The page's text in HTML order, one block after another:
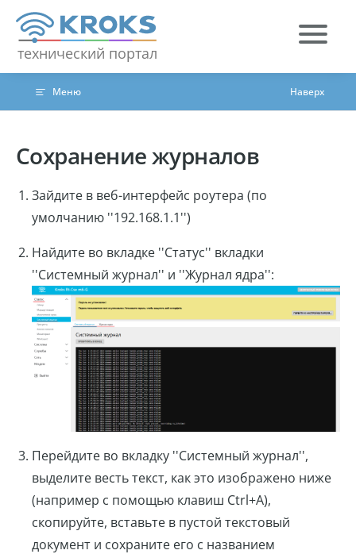
Skip to content
технический портал
Меню Наверх
Сохранение журналов
Зайдите в веб-интерфейс роутера (по
умолчанию ''192.168.1.1'')
Найдите во вкладке ''Статус'' вкладки
''Системный журнал'' и ''Журнал ядра'':
Перейдите во вкладку ''Системный журнал'',
выделите весть текст, как это изображено ниже
(например с помощью клавиш Ctrl+A),
скопируйте, вставьте в пустой текстовый
документ и сохраните его с названием